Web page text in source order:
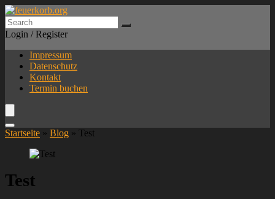
Login / Register
Impressum
Datenschutz
Kontakt
Termin buchen
Startseite » Blog » Test
Test